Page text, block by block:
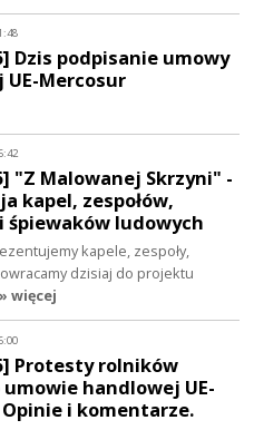
Dzis podpisanie umowy
Mercosur
"Z Malowanej Skrzyni" -
kapel, zespołów,
śpiewaków ludowych
kapele, zespoły,
dzisiaj do projektu
» więcej
Protesty rolników
handlowej UE-
i komentarze.